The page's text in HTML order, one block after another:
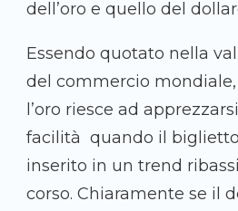
dell’oro e quello del
Essendo quotato nella
del commercio
l’oro riesce ad
facilità quando il
inserito in un trend
corso. Chiaramente se il